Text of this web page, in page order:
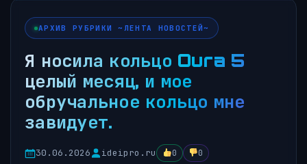
АРХИВ РУБРИКИ ~ЛЕНТА НОВОСТЕЙ~
Я носила кольцо Oura 5
целый месяц, и мое
обручальное кольцо мне
завидует.
30.06.2026 ideipro.ru 0 0